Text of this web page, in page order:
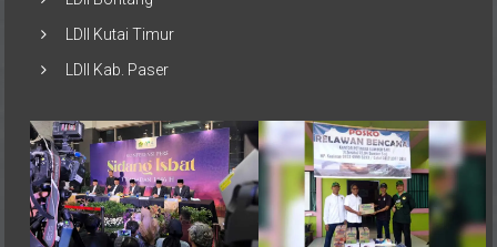
LDII Kutai Timur